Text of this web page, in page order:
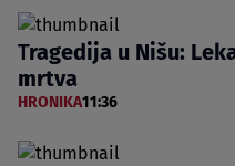
Tragedija u Nišu:
mrtva
HRONIKA11:36